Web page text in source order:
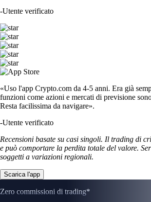
-Utente verificato
«Uso l'app Crypto.com da 4-5 anni. Era già
funzioni come azioni e mercati di previsione
Resta facilissima da navigare».
-Utente verificato
Recensioni basate su casi singoli. Il trading di
e può comportare la perdita totale del valore.
soggetti a variazioni regionali.
Scarica l'app
Zero commissioni di trading*